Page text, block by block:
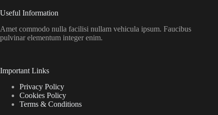
Useful Information
Amet commodo nulla facilisi nullam vehicula ipsum. Faucibus
pulvinar elementum integer enim.
Important Links
Privacy Policy
Cookies Policy
Terms & Conditions